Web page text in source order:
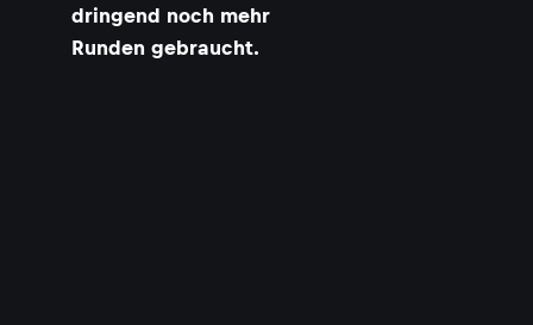
dringend noch mehr
Runden gebraucht.